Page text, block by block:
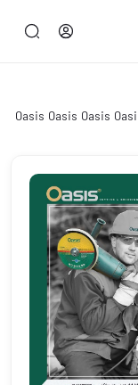
Oasis Oasis Oasis